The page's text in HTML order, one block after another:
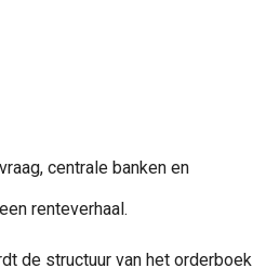
centrale banken en
renteverhaal.
de structuur van het orderboek